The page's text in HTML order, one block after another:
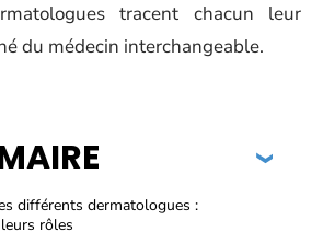
tracent chacun leur
du médecin interchangeable.
différents dermatologues :
rôles